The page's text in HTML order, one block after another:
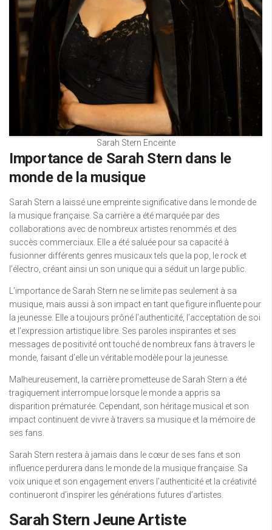
Sarah Stern Enceinte
Importance de Sarah Stern dans le
monde de la musique
Sarah Stern a laissé une empreinte significative dans le monde de
la musique française. Sa carrière a été marquée par des
collaborations avec de nombreux artistes renommés et des
succès commerciaux. Elle a été saluée pour sa capacité à
fusionner différents genres musicaux tels que la pop, le rock et
l’électro, créant ainsi un son unique qui a séduit un large public.
L’importance de Sarah Stern ne se limite pas seulement à sa
musique, mais aussi à son impact en tant que figure influente pour
la jeunesse. Elle a toujours prôné l’authenticité, l’acceptation de soi
et l’expression artistique libre. Ses paroles inspirantes et ses
messages de positivité ont touché de nombreux fans à travers le
monde, faisant d’elle un véritable modèle pour la jeunesse.
Malheureusement, la carrière prometteuse de Sarah Stern a été
tragiquement interrompue lorsque le monde a appris sa
disparition prématurée. Cependant, son héritage musical et son
impact continuent de vivre à travers sa musique et la mémoire de
ses fans.
Sarah Stern restera à jamais dans le cœur de ses fans et son
influence perdurera dans le monde de la musique française. Sa
voix unique et son engagement envers l’authenticité et la créativité
continueront d’inspirer les générations futures d’artistes.
Sarah Stern Jeune Artiste